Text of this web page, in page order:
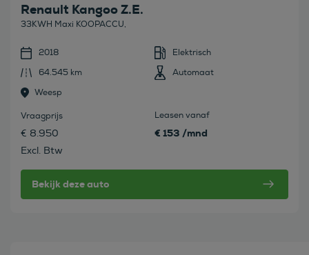
Renault Kangoo Z.E.
33KWH Maxi KOOPACCU,
2018
Elektrisch
64.545 km
Automaat
Weesp
Vraagprijs
€ 8.950
Excl. Btw
Leasen vanaf
€ 153 /mnd
Bekijk deze auto